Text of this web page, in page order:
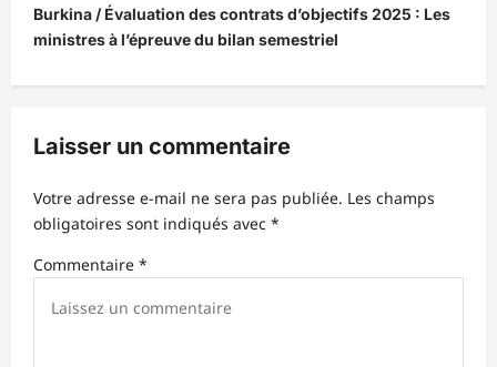
g
a
t
o
n
d
’
Burkina / Évaluation des contrats d’objectifs 2025 : Les
ministres à l’épreuve du bilan semestriel
Laisser un commentaire
Votre adresse e-mail ne sera pas publiée. Les champs
obligatoires sont indiqués avec *
Commentaire *